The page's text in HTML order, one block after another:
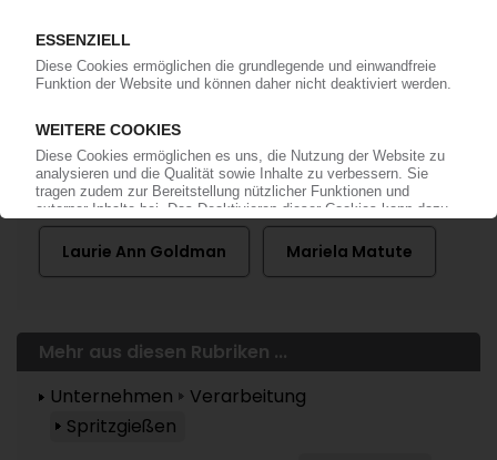
Tupperware
Laurie Ann Goldman Mariela Matute
Mehr aus diesen Rubriken ...
Unternehmen
Verarbeitung
Spritzgießen